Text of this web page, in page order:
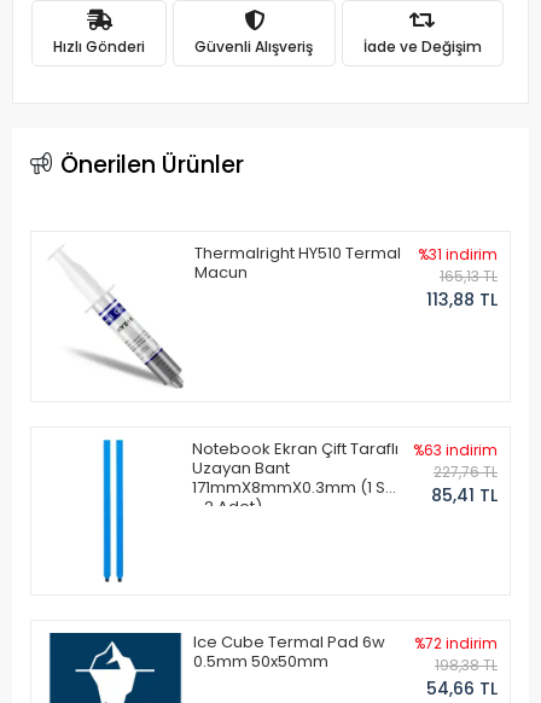
Hızlı Gönderi Güvenli Alışveriş İade ve Değişim
Önerilen Ürünler
Thermalright HY510 Termal
Macun
%31 indirim
165,13 TL
113,88 TL
Notebook Ekran Çift Taraflı
Uzayan Bant
171mmX8mmX0.3mm (1 Set
- 2 Adet)
%63 indirim
227,76 TL
85,41 TL
Ice Cube Termal Pad 6w
0.5mm 50x50mm
%72 indirim
198,38 TL
54,66 TL